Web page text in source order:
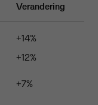
Verandering
+14%
+12%
+7%